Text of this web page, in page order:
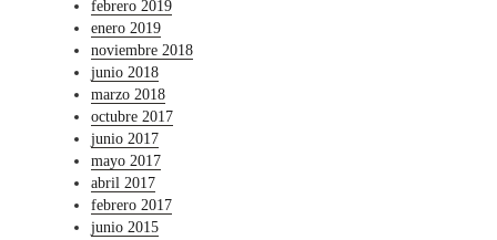
febrero 2019
enero 2019
noviembre 2018
junio 2018
marzo 2018
octubre 2017
junio 2017
mayo 2017
abril 2017
febrero 2017
junio 2015